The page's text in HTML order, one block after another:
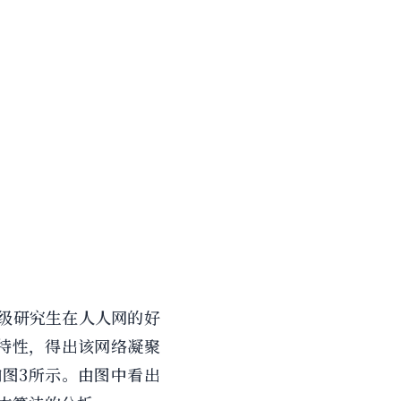
研究生在人人网的好
性，得出该网络凝聚
3所示。由图中看出